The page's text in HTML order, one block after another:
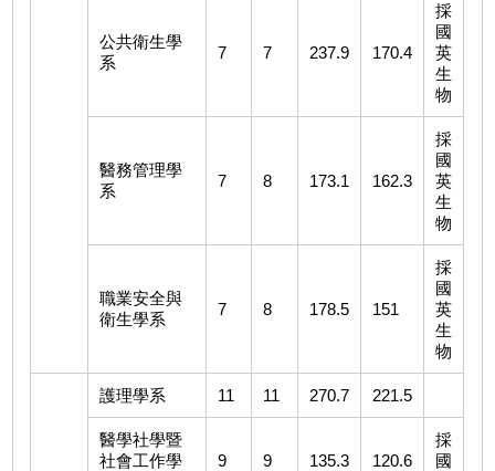
公共衛生學
系
7 7 237.9 170.4
採
國
英
生
物
醫務管理學
系
7 8 173.1 162.3
採
國
英
生
物
職業安全與
衛生學系
7 8 178.5 151
採
國
英
生
物
護理學系 11 11 270.7 221.5
醫學社學暨
社會工作學
9 9 135.3 120.6
採
國